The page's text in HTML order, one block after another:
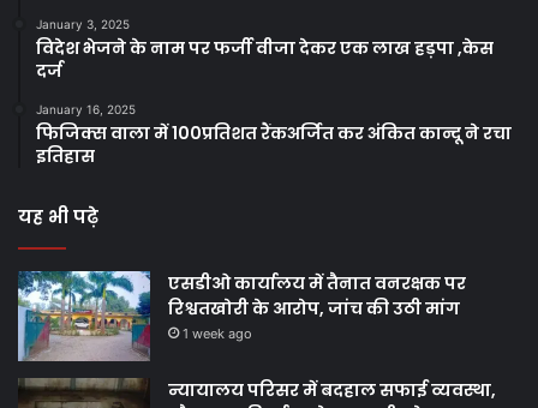
January 3, 2025
विदेश भेजने के नाम पर फर्जी वीजा देकर एक लाख हड़पा ,केस
दर्ज
January 16, 2025
फिजिक्स वाला में 100प्रतिशत रैंकअर्जित कर अंकित कान्दू ने रचा
इतिहास
यह भी पढ़े
एसडीओ कार्यालय में तैनात वनरक्षक पर
रिश्वतखोरी के आरोप, जांच की उठी मांग
1 week ago
न्यायालय परिसर में बदहाल सफाई व्यवस्था,